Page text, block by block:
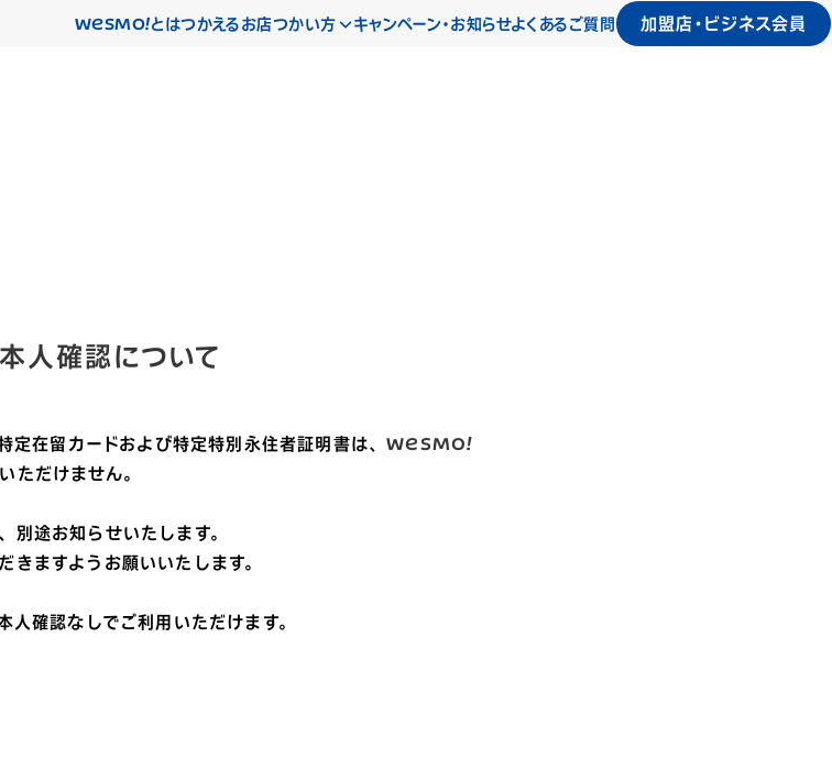
WESMO!とはつかえるお店つかい方 キャンペーン・お知らせよくあるご質問 加盟店・ビジネス会員
人確認について
在留カードおよび特定特別永住者証明書は、WESMO!
ただけません。
別途お知らせいたします。
ますようお願いいたします。
人確認なしでご利用いただけます。